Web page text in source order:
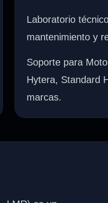
Laboratorio
mantenimiento y
Soporte para
Hytera, Standard
marcas.